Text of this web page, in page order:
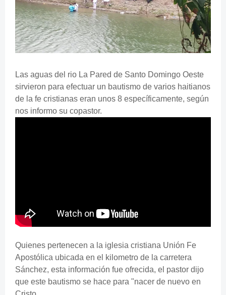
Las aguas del rio La Pared de Santo Domingo Oeste
sirvieron para efectuar un bautismo de varios haitianos
de la fe cristianas eran unos 8 específicamente, según
nos informo su copastor.
Quienes pertenecen a la iglesia cristiana Unión Fe
Apostólica ubicada en el kilometro de la carretera
Sánchez, esta información fue ofrecida, el pastor dijo
que este bautismo se hace para "nacer de nuevo en